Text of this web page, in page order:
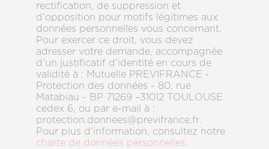
rectification, de suppression et
d’opposition pour motifs légitimes aux
données personnelles vous concernant.
Pour exercer ce droit, vous devez
adresser votre demande, accompagnée
d’un justificatif d’identité en cours de
validité à : Mutuelle PREVIFRANCE -
Protection des données - 80, rue
Matabiau - BP 71269 –31012 TOULOUSE
cedex 6, ou par e-mail à :
protection.donnees@previfrance.fr.
Pour plus d'information, consultez notre
charte de données personnelles